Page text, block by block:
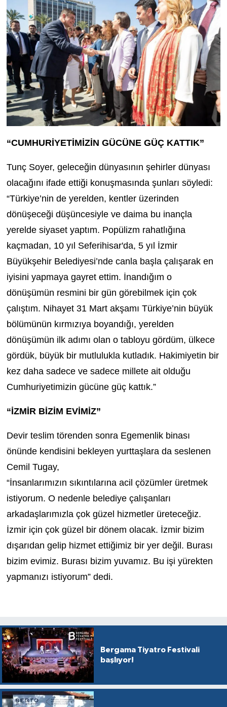
“CUMHURİYETİMİZİN GÜCÜNE GÜÇ KATTIK”
Tunç Soyer, geleceğin dünyasının şehirler dünyası
olacağını ifade ettiği konuşmasında şunları söyledi:
“Türkiye’nin de yerelden, kentler üzerinden
dönüşeceği düşüncesiyle ve daima bu inançla
yerelde siyaset yaptım. Popülizm rahatlığına
kaçmadan, 10 yıl Seferihisar'da, 5 yıl İzmir
Büyükşehir Belediyesi’nde canla başla çalışarak en
iyisini yapmaya gayret ettim. İnandığım o
dönüşümün resmini bir gün görebilmek için çok
çalıştım. Nihayet 31 Mart akşamı Türkiye’nin büyük
bölümünün kırmızıya boyandığı, yerelden
dönüşümün ilk adımı olan o tabloyu gördüm, ülkece
gördük, büyük bir mutlulukla kutladık. Hakimiyetin bir
kez daha sadece ve sadece millete ait olduğu
Cumhuriyetimizin gücüne güç kattık.”
“İZMİR BİZİM EVİMİZ”
Devir teslim törenden sonra Egemenlik binası
önünde kendisini bekleyen yurttaşlara da seslenen
Cemil Tugay,
“İnsanlarımızın sıkıntılarına acil çözümler üretmek
istiyorum. O nedenle belediye çalışanları
arkadaşlarımızla çok güzel hizmetler üreteceğiz.
İzmir için çok güzel bir dönem olacak. İzmir bizim
dışarıdan gelip hizmet ettiğimiz bir yer değil. Burası
bizim evimiz. Burası bizim yuvamız. Bu işi yürekten
yapmanızı istiyorum” dedi.
Bergama Tiyatro Festivali
başlıyor!